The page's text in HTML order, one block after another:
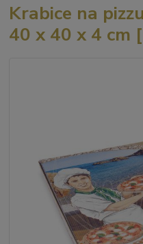
Krabice na
40 x 40 x 4 cm